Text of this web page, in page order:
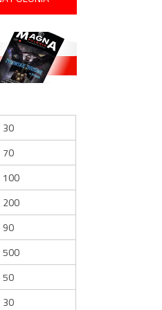
30
70
100
200
90
500
50
30